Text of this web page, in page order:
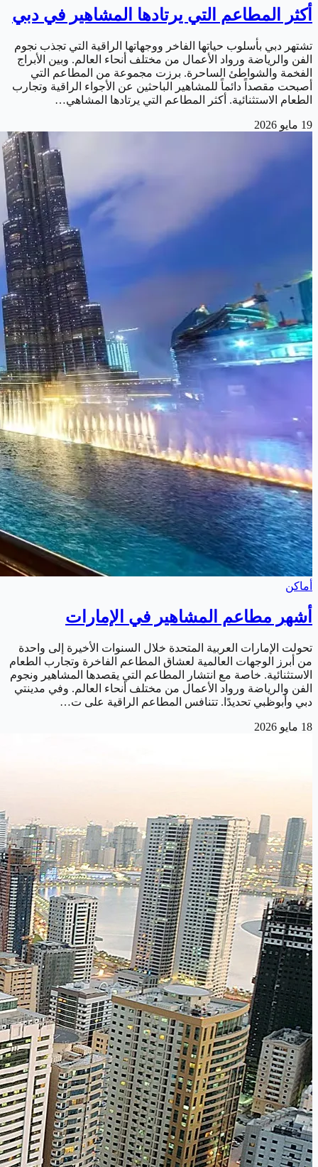
أكثر المطاعم التي يرتادها المشاهير في دبي
تشتهر دبي بأسلوب حياتها الفاخر ووجهاتها الراقية التي تجذب نجوم
الفن والرياضة ورواد الأعمال من مختلف أنحاء العالم. وبين الأبراج
الفخمة والشواطئ الساحرة. برزت مجموعة من المطاعم التي
أصبحت مقصداً دائماً للمشاهير الباحثين عن الأجواء الراقية وتجارب
الطعام الاستثنائية. أكثر المطاعم التي يرتادها المشاهي…
19 مايو 2026
أماكن
أشهر مطاعم المشاهير في الإمارات
تحولت الإمارات العربية المتحدة خلال السنوات الأخيرة إلى واحدة
من أبرز الوجهات العالمية لعشاق المطاعم الفاخرة وتجارب الطعام
الاستثنائية. خاصة مع انتشار المطاعم التي يقصدها المشاهير ونجوم
الفن والرياضة ورواد الأعمال من مختلف أنحاء العالم. وفي مدينتي
دبي وأبوظبي تحديدًا. تتنافس المطاعم الراقية على ت…
18 مايو 2026